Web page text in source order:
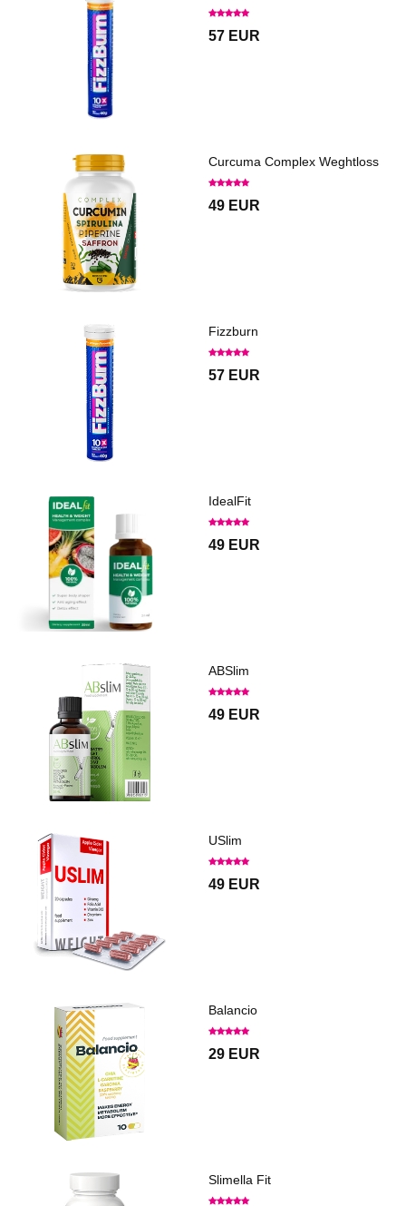
57 EUR
Curcuma Complex Weghtloss
49 EUR
Fizzburn
57 EUR
IdealFit
49 EUR
ABSlim
49 EUR
USlim
49 EUR
Balancio
29 EUR
Slimella Fit